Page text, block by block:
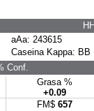
aAa: 243615
Caseina Kappa: BB
Conf.
Grasa %
+0.09
FM$ 657